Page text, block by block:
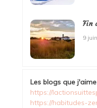
Fin
9
Les blogs que
https://
https://habitudes-